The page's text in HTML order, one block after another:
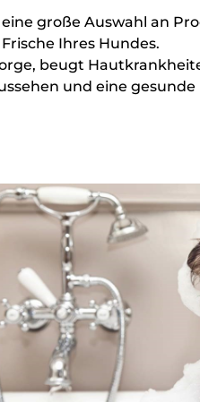
große Auswahl an
Ihres Hundes.
beugt
und eine